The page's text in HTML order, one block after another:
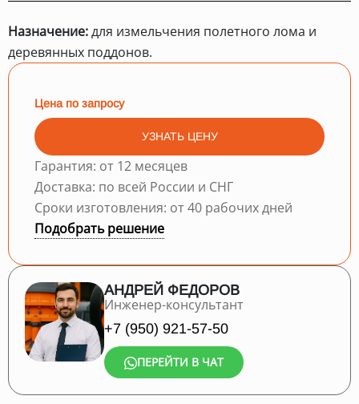
Назначение:для измельчения полетного лома и
деревянных поддонов.
Цена по запросу
УЗНАТЬ ЦЕНУ
Гарантия: от 12 месяцев
Доставка: по всей России и СНГ
Сроки изготовления: от 40 рабочих дней
Подобрать решение
АНДРЕЙ ФЕДОРОВ
Инженер-консультант
+7 (950) 921-57-50
ПЕРЕЙТИ В ЧАТ